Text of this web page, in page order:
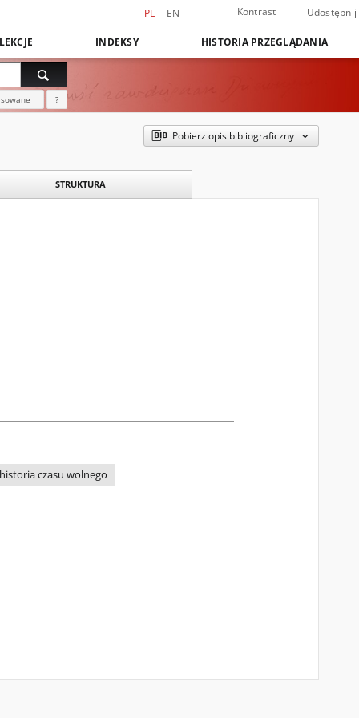
PL EN Kontrast Udostępnij
INDEKSY HISTORIA PRZEGLĄDANIA
?
Pobierz opis bibliograficzny
STRUKTURA
historia czasu wolnego